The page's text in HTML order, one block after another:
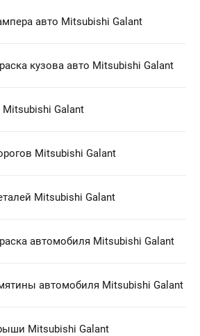
авто Mitsubishi Galant
кузова авто Mitsubishi Galant
Galant
Mitsubishi Galant
Mitsubishi Galant
автомобиля Mitsubishi Galant
автомобиля Mitsubishi Galant
Mitsubishi Galant